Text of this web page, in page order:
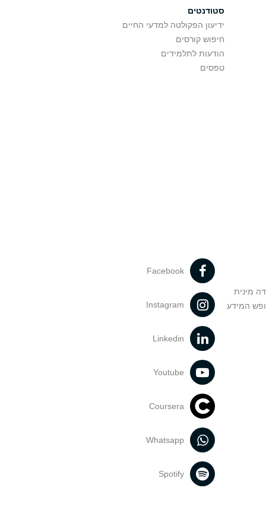
סטודנטים
ידיעון הפקולטה למדעי החיים
חיפוש קורסים
הודעות לתלמידים
טפסים
מינית
המידע
Facebook
Instagram
Linkedin
Youtube
Coursera
Whatsapp
Spotify